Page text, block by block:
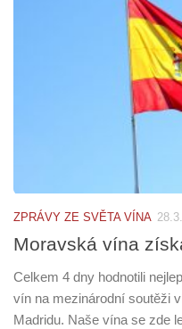
ZPRÁVY ZE SVĚTA VÍNA
Moravská vína
Celkem 4 dny hodnotili
vín na mezinárodní soutěži
Madridu. Naše vína se zde